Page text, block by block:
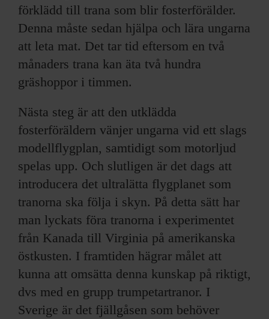
förklädd till trana som blir fosterförälder.
Denna måste sedan hjälpa och lära ungarna
att leta mat. Det tar tid eftersom en två
månaders trana kan äta två hundra
gräshoppor i timmen.
Nästa steg är att den utklädda
fosterföräldern vänjer ungarna vid ett slags
modellflygplan, samtidigt som motorljud
spelas upp. Och slutligen är det dags att
introducera det ultralätta flygplanet som
tranorna ska följa i skyn. På detta sätt har
man lyckats föra tranorna i experimentet
från Kanada till Virginia på amerikanska
östkusten. I framtiden hägrar målet att
kunna att omsätta denna kunskap på riktigt,
dvs med en grupp trumpetartranor. I
Sverige är det fjällgåsen som behöver